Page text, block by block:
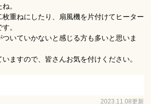
。
重ねにしたり、扇風機を片付けてヒーター
。
いていかないと感じる方も多いと思いま
ますので、皆さんお気を付けください。
2023.11.08更新